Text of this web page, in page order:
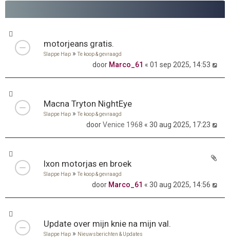
motorjeans gratis.
Slappe Hap »Te koop & gevraagd
door Marco_61 « 01 sep 2025, 14:53
Macna Tryton NightEye
Slappe Hap »Te koop & gevraagd
doorVenice 1968 « 30 aug 2025, 17:23
Ixon motorjas en broek
Slappe Hap »Te koop & gevraagd
door Marco_61 « 30 aug 2025, 14:56
Update over mijn knie na mijn val.
Slappe Hap » Nieuwsberichten & Updates